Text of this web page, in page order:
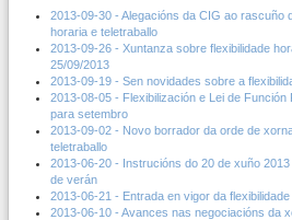
2013-09-30 - Alegacións da CIG ao rascuño
horaria e teletraballo
2013-09-26 - Xuntanza sobre flexibilidade
25/09/2013
2013-09-19 - Sen novidades sobre a
2013-08-05 - Flexibilización e Lei de Función
para setembro
2013-09-02 - Novo borrador da orde de
teletraballo
2013-06-20 - Instrucións do 20 de xuño
de verán
2013-06-21 - Entrada en vigor da
2013-06-10 - Avances nas negociacións da